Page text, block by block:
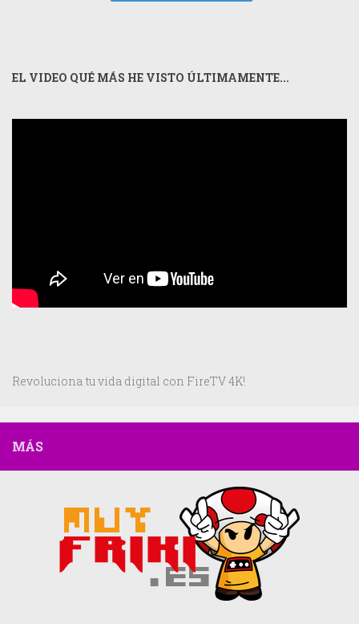
EL VIDEO QUÉ MÁS HE VISTO ÚLTIMAMENTE...
Revoluciona tu vida digital con FireTV 4K!
MÁS